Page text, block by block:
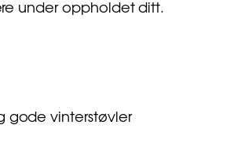
under oppholdet ditt.
gode vinterstøvler